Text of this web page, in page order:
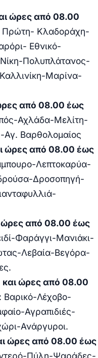
ώρες από 08.00
Πρώτη- Κλαδοράχη-
Εθνικό-
Πολυπλάτανος-
Μαρίνα-
από 08.00 έως
Αχλάδα-Μελίτη-
Βαρθολομαίος
ώρες από 08.00 έως
Λεπτοκαρύα-
Δροσοπηγή-
ώρες από 08.00 έως
Φαράγγι-Μανιάκι-
Λεβαία-Βεγόρα-
ώρες από 08.00
: Βαρικό-Λέχοβο-
Αγραπιδιές-
Ανάργυροι.
ώρες από 08.00 έως